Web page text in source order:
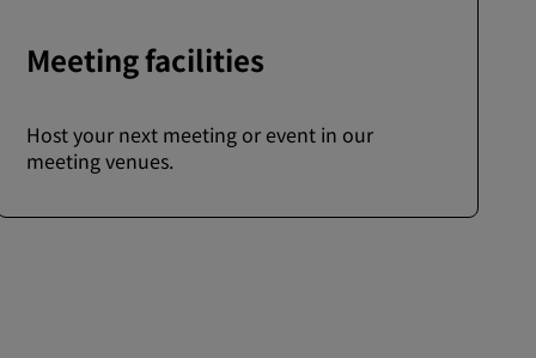
Meeting facilities
Host your next meeting or event in our
meeting venues.